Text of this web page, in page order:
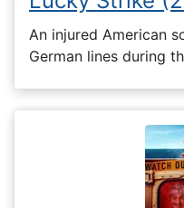
An injured American
German lines during